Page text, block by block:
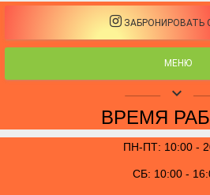
ЗАБРОНИРОВАТЬ
МЕНЮ
keyboard_arrow_down
ВРЕМЯ
ПН-ПТ: 10:00 -
СБ: 10:00 -